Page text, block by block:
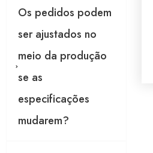
Os pedidos podem
ser ajustados no
meio da produção
se as
especificações
mudarem?